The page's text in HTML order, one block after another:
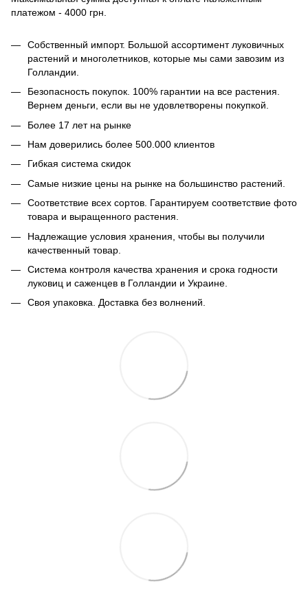
платежом - 4000 грн.
Собственный импорт. Большой ассортимент луковичных
растений и многолетников, которые мы сами завозим из
Голландии.
Безопасность покупок. 100% гарантии на все растения.
Вернем деньги, если вы не удовлетворены покупкой.
Более 17 лет на рынке
Нам доверились более 500.000 клиентов
Гибкая система скидок
Самые низкие цены на рынке на большинство растений.
Соответствие всех сортов. Гарантируем соответствие фото
товара и выращенного растения.
Надлежащие условия хранения, чтобы вы получили
качественный товар.
Система контроля качества хранения и срока годности
луковиц и саженцев в Голландии и Украине.
Своя упаковка. Доставка без волнений.